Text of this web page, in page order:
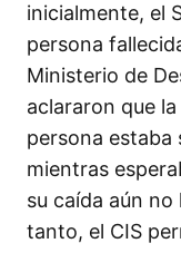
inicialmente, el
persona
Ministerio de
aclararon que
persona estaba
mientras
su caída aún
tanto, el CIS